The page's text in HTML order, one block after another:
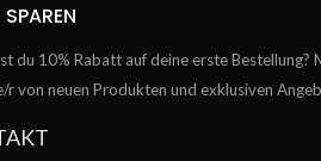
du 10% Rabatt auf deine erste Bestellung?
r von neuen Produkten und exklusiven